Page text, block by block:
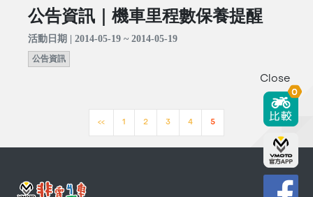
公告資訊｜機車里程數保養提醒
活動日期 | 2014-05-19 ~ 2014-05-19
公告資訊
<< 1 2 3 4 5
Close
0